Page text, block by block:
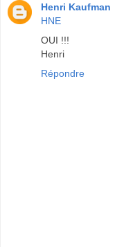
Henri Kaufman
HNE
OUI !!!
Henri
Répondre